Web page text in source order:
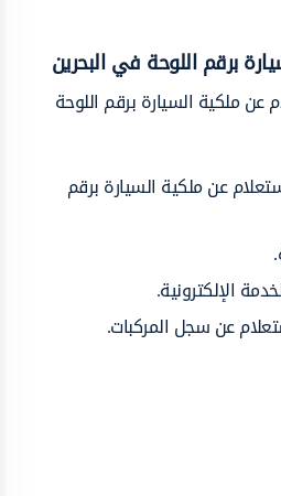
برقم اللوحة في البحرين
ملكية السيارة برقم اللوحة
عن ملكية السيارة برقم
الإلكترونية.
عن سجل المركبات.